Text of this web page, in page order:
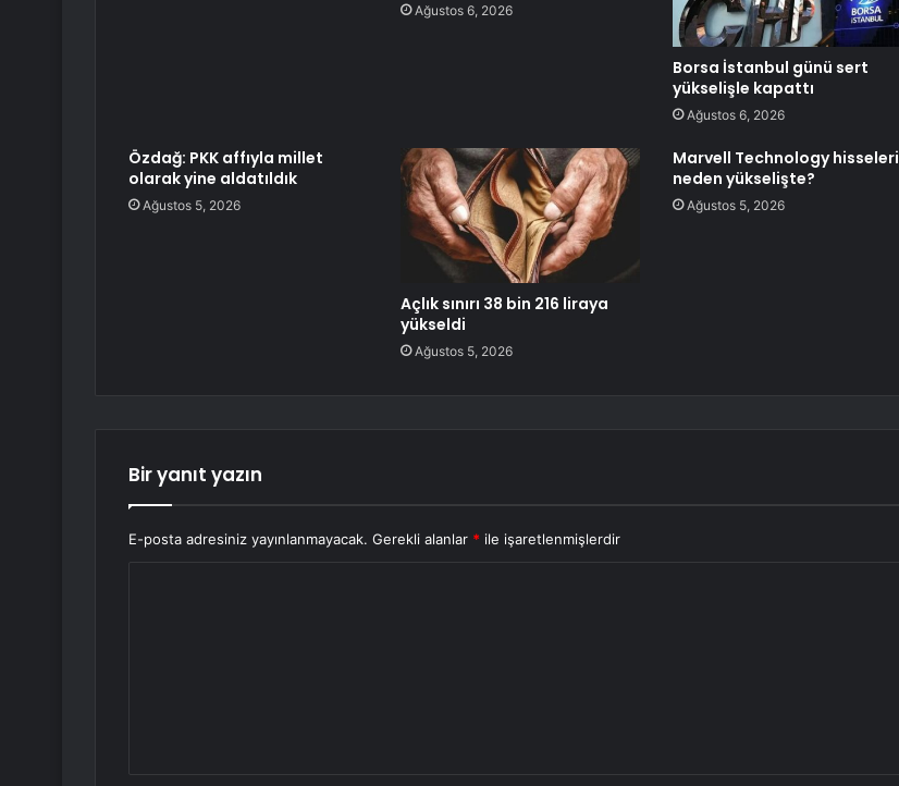
Ağustos 6, 2026
Borsa İstanbul günü sert
yükselişle kapattı
Ağustos 6, 2026
Özdağ: PKK affıyla millet
olarak yine aldatıldık
Ağustos 5, 2026
Açlık sınırı 38 bin 216 liraya
yükseldi
Ağustos 5, 2026
Marvell Technology hisseleri
neden yükselişte?
Ağustos 5, 2026
Bir yanıt yazın
E-posta adresiniz yayınlanmayacak. Gerekli alanlar * ile işaretlenmişlerdir